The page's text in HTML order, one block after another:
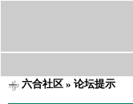
六合社区» 论坛提示